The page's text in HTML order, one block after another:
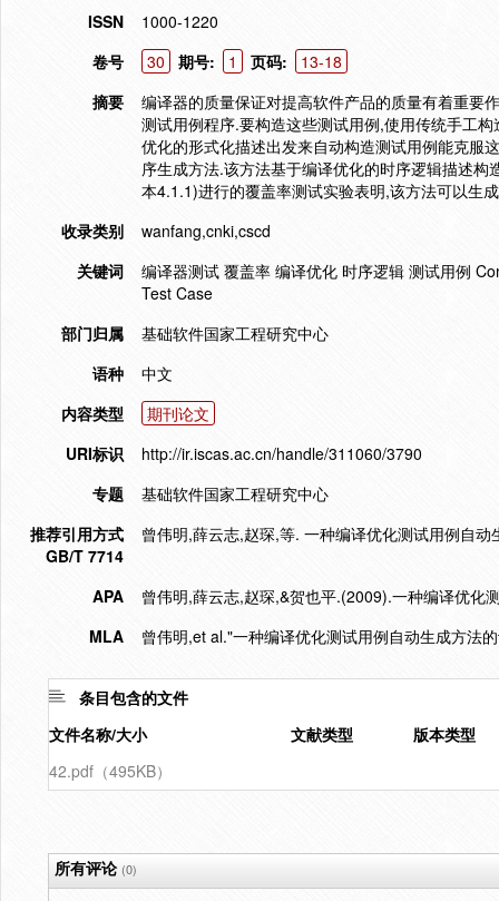
ISSN
1000-1220
卷号
30 期号: 1 页码:
13-18
摘要
编译器的质量保证对提高软件产品的质量有着重要
测试用例程序.要构造这些测试用例,使用传统手工
优化的形式化描述出发来自动构造测试用例能克服
序生成方法.该方法基于编译优化的时序逻辑描述
本4.1.1)进行的覆盖率测试实验表明,该方法可以生
收录类别
wanfang,cnki,cscd
关键词
编译器测试 覆盖率 编译优化 时序逻辑 测试用例
Test Case
部门归属
基础软件国家工程研究中心
语种
中文
内容类型
期刊论文
URI标识
http://ir.iscas.ac.cn/handle/311060/3790
专题
基础软件国家工程研究中心
推荐引用方式
GB/T 7714
曾伟明,薛云志,赵琛,等. 一种编译优化测试用例自
APA
曾伟明,薛云志,赵琛,&贺也平.(2009).一种编译优化
MLA
曾伟明,et al."一种编译优化测试用例自动生成方法
条目包含的文件
文件名称/大小
文献类型
版本类型
42.pdf（495KB）
所有评论(0)